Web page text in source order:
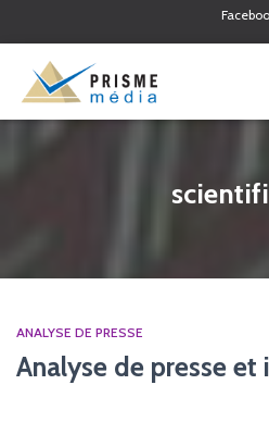
ANALYSE DE PRESSE
Analyse de presse et